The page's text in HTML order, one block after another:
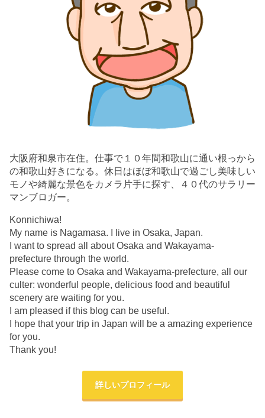
大阪府和泉市在住。仕事で１０年間和歌山に通い根っから
の和歌山好きになる。休日はほぼ和歌山で過ごし美味しい
モノや綺麗な景色をカメラ片手に探す、４０代のサラリー
マンブロガー。
Konnichiwa!
My name is Nagamasa. I live in Osaka, Japan.
I want to spread all about Osaka and Wakayama-
prefecture through the world.
Please come to Osaka and Wakayama-prefecture, all our
culter: wonderful people, delicious food and beautiful
scenery are waiting for you.
I am pleased if this blog can be useful.
I hope that your trip in Japan will be a amazing experience
for you.
Thank you!
詳しいプロフィール